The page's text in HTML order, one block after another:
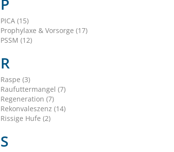
P
PICA (15)
Prophylaxe & Vorsorge (17)
PSSM (12)
R
Raspe (3)
Raufuttermangel (7)
Regeneration (7)
Rekonvaleszenz (14)
Rissige Hufe (2)
S